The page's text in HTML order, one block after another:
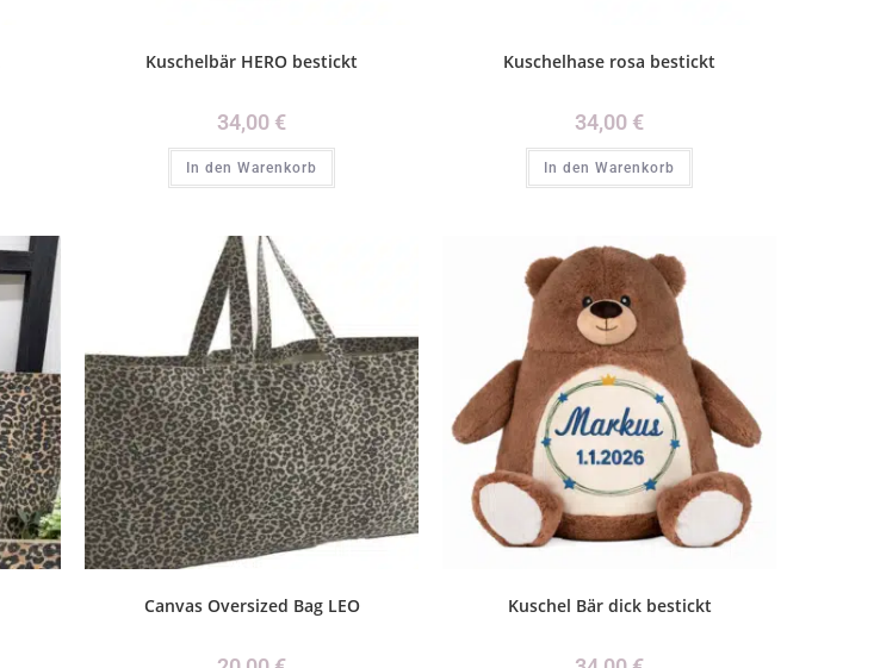
Kuschelbär HERO bestickt
34,00 €
In den Warenkorb
Kuschelhase rosa bestickt
34,00 €
In den Warenkorb
Canvas Oversized Bag LEO Kuschel Bär dick bestickt